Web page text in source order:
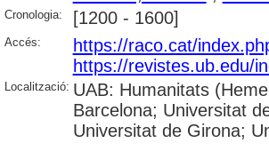
Cronologia: [1200 - 1600]
Accés:
https://raco.cat/
https://revistes.ub.edu/
Localització: UAB: Humanitats
Barcelona; Universitat
Universitat de Girona;